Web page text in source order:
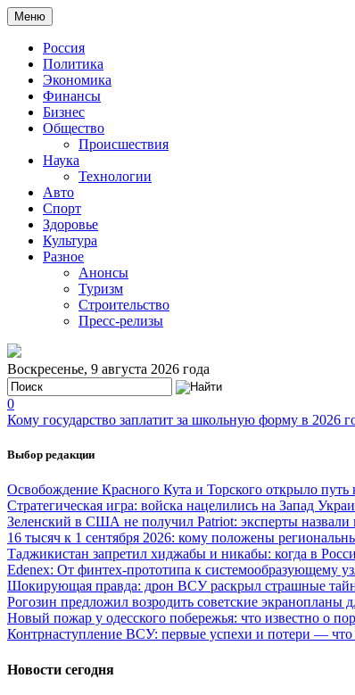
Меню
Россия
Политика
Экономика
Финансы
Бизнес
Общество
Происшествия
Наука
Технологии
Авто
Спорт
Здоровье
Культура
Разное
Анонсы
Туризм
Строительство
Пресс-релизы
Воскресенье, 9 августа 2026 года
0
Кому государство заплатит за школьную форму в 2026
Выбор редакции
Освобождение Красного Кута и Торского открыло
Стратегическая игра: войска нацелились на Запад
Зеленский в США не получил Patriot: эксперты назвали
16 тысяч к 1 сентября 2026: кому положены
Таджикистан запретил хиджабы и никабы: когда в
Edenex: От финтех-прототипа к системообразующему
Шокирующая правда: дрон ВСУ раскрыл страшные
Рогозин предложил возродить советские
Новый пожар у одесского побережья: что известно о
Контрнаступление ВСУ: первые успехи и потери —
Новости сегодня